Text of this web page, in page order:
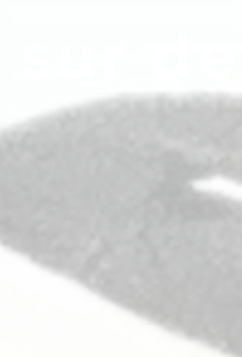
sur